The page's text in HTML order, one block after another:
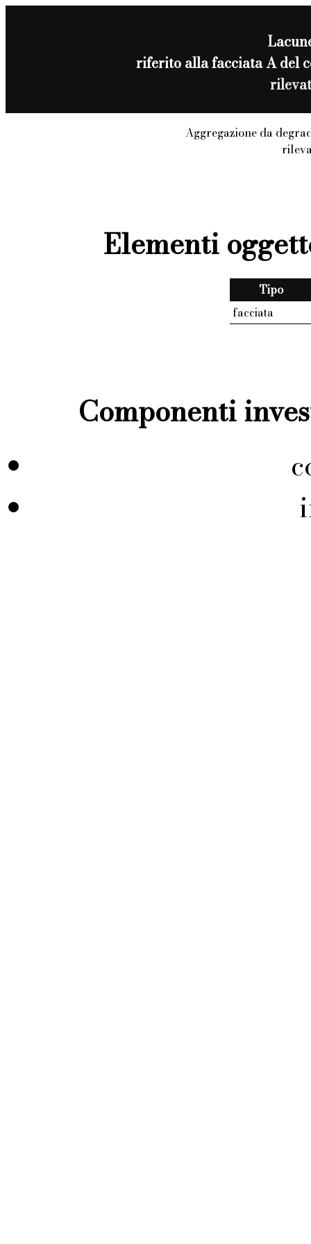
riferito alla facciata A del
Aggregazione da
Elementi
Tipo
facciata
Componenti